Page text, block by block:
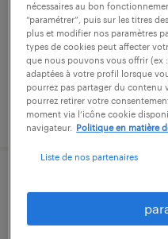
creil, oise
intérim
12,31 € par heure
publié le 16 juillet 2026
agent de
creil, oise
nécessaires au bon
“paramétrer”, puis sur les titres
plus et modifier nos paramètres
types de cookies peut affecter
que nous pouvons vous offrir (ex
adaptées à votre profil lorsque
pourrez pas partager du contenu
pourrez retirer votre
moment via l’icône cookie
navigateur.
Politique en matière
Liste de nos partenaires